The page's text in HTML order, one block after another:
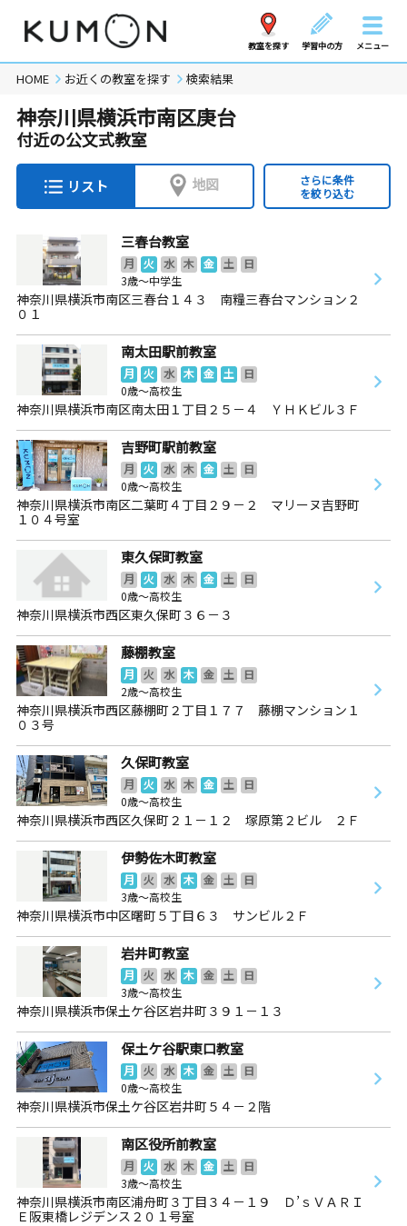
教室を探す 学習中の方 メニュー
HOME お近くの教室を探す 検索結果
神奈川県横浜市南区庚台
付近の公文式教室
リスト 地図
さらに条件
を絞り込む
三春台教室
月 火 水 木 金 土
日
3歳～中学生
神奈川県横浜市南区三春台１４３ 南糧三春台マンション２
０１
南太田駅前教室
月 火 水 木 金 土
日
0歳～高校生
神奈川県横浜市南区南太田１丁目２５－４ ＹＨＫビル３Ｆ
吉野町駅前教室
月 火 水 木 金 土
日
0歳～高校生
神奈川県横浜市南区二葉町４丁目２９－２ マリーヌ吉野町
１０４号室
東久保町教室
月 火 水 木 金 土
日
0歳～高校生
神奈川県横浜市西区東久保町３６－３
藤棚教室
月 火 水 木 金 土
日
2歳～高校生
神奈川県横浜市西区藤棚町２丁目１７７ 藤棚マンション１
０３号
久保町教室
月 火 水 木 金 土
日
0歳～高校生
神奈川県横浜市西区久保町２１－１２ 塚原第２ビル ２Ｆ
伊勢佐木町教室
月 火 水 木 金 土
日
3歳～高校生
神奈川県横浜市中区曙町５丁目６３ サンビル２Ｆ
岩井町教室
月 火 水 木 金 土
日
3歳～高校生
神奈川県横浜市保土ケ谷区岩井町３９１－１３
保土ケ谷駅東口教室
月 火 水 木 金 土
日
0歳～高校生
神奈川県横浜市保土ケ谷区岩井町５４－２階
南区役所前教室
月 火 水 木 金 土
日
3歳～高校生
神奈川県横浜市南区浦舟町３丁目３４－１９ Ｄ’ｓＶＡＲＩ
Ｅ阪東橋レジデンス２０１号室